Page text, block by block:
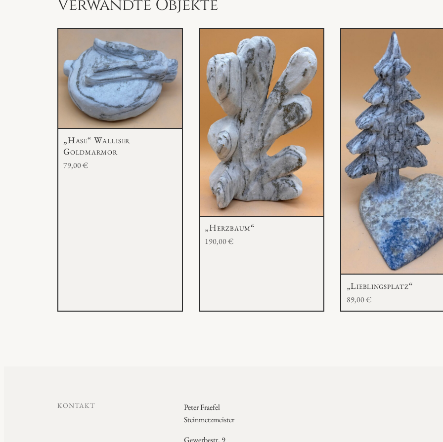
Verwandte Objekte
„Hase“ Walliser
Goldmarmor
79,00€
„Herzbaum“
190,00€
„Lieblingsplatz“
89,00€
KONTAKT
Peter Fraefel
Steinmetzmeister